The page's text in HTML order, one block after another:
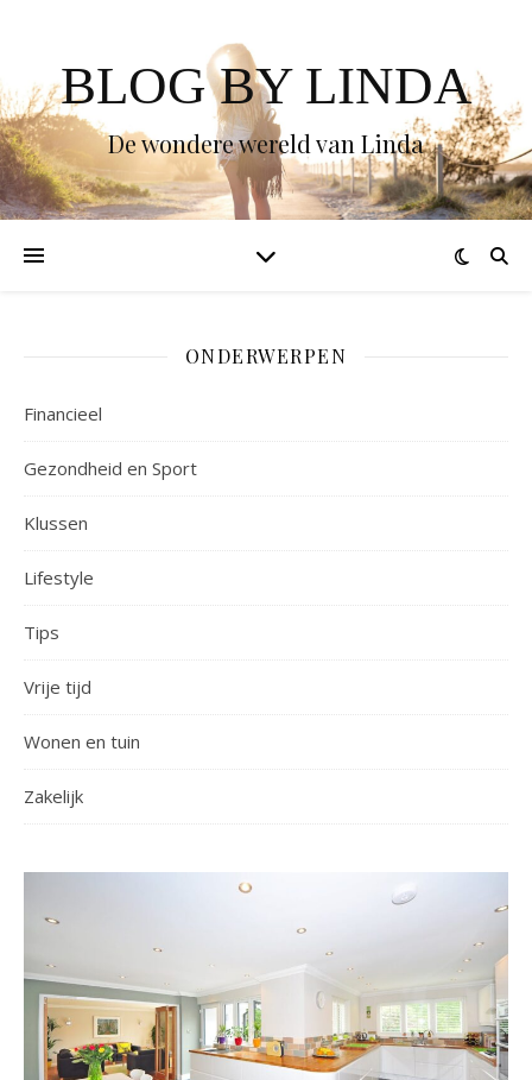
BLOG BY LINDA
De wondere wereld van Linda
ONDERWERPEN
Financieel
Gezondheid en Sport
Klussen
Lifestyle
Tips
Vrije tijd
Wonen en tuin
Zakelijk